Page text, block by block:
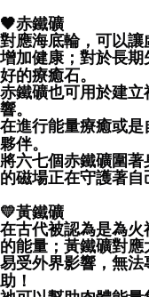
🖤赤鐵礦
對應海底輪，可以讓
增加健康；對於長
好的療癒石。
赤鐵礦也可用於建
響。
在進行能量療癒或
夥伴。
將六七個赤鐵礦圍
的磁場正在守護著自
💛黃鐵礦
在古代被認為是為
的能量；黃鐵礦對
易受外界影響，無
助！